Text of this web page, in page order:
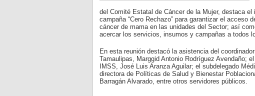
del Comité Estatal de Cáncer de la Mujer, destaca
campaña “Cero Rechazo” para garantizar el
cáncer de mama en las unidades del Sector; así
acercar los servicios, insumos y campañas a todos
En esta reunión destacó la asistencia del
Tamaulipas, Marggid Antonio Rodríguez Avendaño;
IMSS, José Luis Aranza Aguilar; el subdelegado
directora de Políticas de Salud y Bienestar
Barragán Alvarado, entre otros servidores públicos.